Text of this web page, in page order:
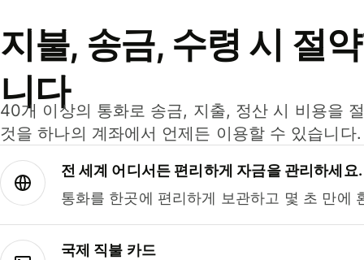
지불, 송금, 수령 시 절
니다
40개 이상의 통화로 송금, 지출, 정산 시 비용을
것을 하나의 계좌에서 언제든 이용할 수 있습니다.
전 세계 어디서든 편리하게 자금을 관리하세요.
통화를 한곳에 편리하게 보관하고 몇 초 만에
국제 직불 카드